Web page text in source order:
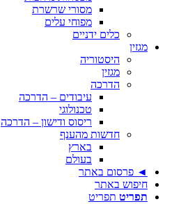
מסורי שרשרת
מפוחי עלים
כלים ידניים
מגזין
היסטוריה
מגזין
הדרכה
עיבודים – הדרכה
טכנולוגי
ריסוס ודישון – הדרכה
חדשות מהענף
בארץ
בעולם
◄ פרסום באתר
חיפוש באתר
תפריט תפריט